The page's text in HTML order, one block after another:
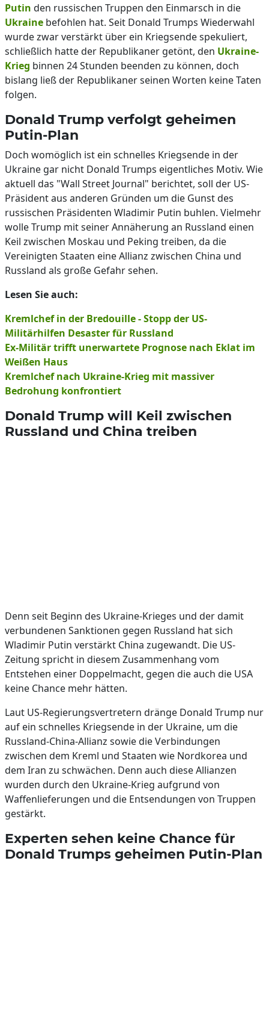
Putin den russischen Truppen den Einmarsch in die
Ukraine befohlen hat. Seit Donald Trumps Wiederwahl
wurde zwar verstärkt über ein Kriegsende spekuliert,
schließlich hatte der Republikaner getönt, den Ukraine-
Krieg binnen 24 Stunden beenden zu können, doch
bislang ließ der Republikaner seinen Worten keine Taten
folgen.
Donald Trump verfolgt geheimen
Putin-Plan
Doch womöglich ist ein schnelles Kriegsende in der
Ukraine gar nicht Donald Trumps eigentliches Motiv. Wie
aktuell das "Wall Street Journal" berichtet, soll der US-
Präsident aus anderen Gründen um die Gunst des
russischen Präsidenten Wladimir Putin buhlen. Vielmehr
wolle Trump mit seiner Annäherung an Russland einen
Keil zwischen Moskau und Peking treiben, da die
Vereinigten Staaten eine Allianz zwischen China und
Russland als große Gefahr sehen.
Lesen Sie auch:
Kremlchef in der Bredouille - Stopp der US-
Militärhilfen Desaster für Russland
Ex-Militär trifft unerwartete Prognose nach Eklat im
Weißen Haus
Kremlchef nach Ukraine-Krieg mit massiver
Bedrohung konfrontiert
Donald Trump will Keil zwischen
Russland und China treiben
Denn seit Beginn des Ukraine-Krieges und der damit
verbundenen Sanktionen gegen Russland hat sich
Wladimir Putin verstärkt China zugewandt. Die US-
Zeitung spricht in diesem Zusammenhang vom
Entstehen einer Doppelmacht, gegen die auch die USA
keine Chance mehr hätten.
Laut US-Regierungsvertretern dränge Donald Trump nur
auf ein schnelles Kriegsende in der Ukraine, um die
Russland-China-Allianz sowie die Verbindungen
zwischen dem Kreml und Staaten wie Nordkorea und
dem Iran zu schwächen. Denn auch diese Allianzen
wurden durch den Ukraine-Krieg aufgrund von
Waffenlieferungen und die Entsendungen von Truppen
gestärkt.
Experten sehen keine Chance für
Donald Trumps geheimen Putin-Plan